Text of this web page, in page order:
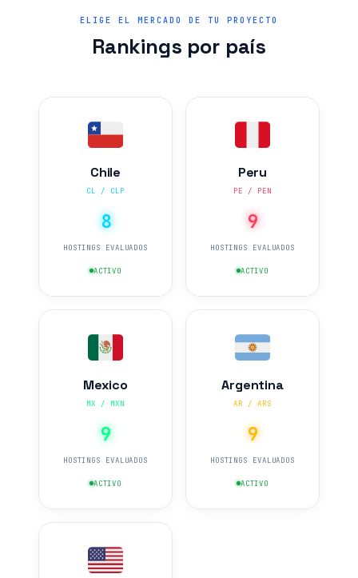
ELIGE EL MERCADO DE TU PROYECTO
Rankings por país
Chile
CL / CLP
8
HOSTINGS EVALUADOS
ACTIVO
Peru
PE / PEN
9
HOSTINGS EVALUADOS
ACTIVO
Mexico
MX / MXN
9
HOSTINGS EVALUADOS
ACTIVO
Argentina
AR / ARS
9
HOSTINGS EVALUADOS
ACTIVO